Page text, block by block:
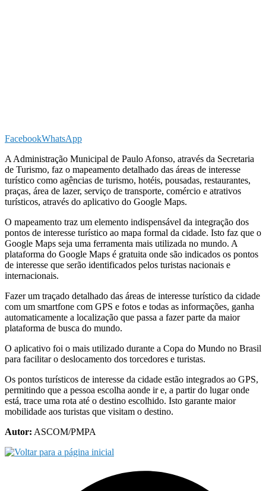
FacebookWhatsApp
A Administração Municipal de Paulo Afonso, através da Secretaria
de Turismo, faz o mapeamento detalhado das áreas de interesse
turístico como agências de turismo, hotéis, pousadas, restaurantes,
praças, área de lazer, serviço de transporte, comércio e atrativos
turísticos, através do aplicativo do Google Maps.
O mapeamento traz um elemento indispensável da integração dos
pontos de interesse turístico ao mapa formal da cidade. Isto faz que o
Google Maps seja uma ferramenta mais utilizada no mundo. A
plataforma do Google Maps é gratuita onde são indicados os pontos
de interesse que serão identificados pelos turistas nacionais e
internacionais.
Fazer um traçado detalhado das áreas de interesse turístico da cidade
com um smartfone com GPS e fotos e todas as informações, ganha
automaticamente a localização que passa a fazer parte da maior
plataforma de busca do mundo.
O aplicativo foi o mais utilizado durante a Copa do Mundo no Brasil
para facilitar o deslocamento dos torcedores e turistas.
Os pontos turísticos de interesse da cidade estão integrados ao GPS,
permitindo que a pessoa escolha aonde ir e, a partir do lugar onde
está, trace uma rota até o destino escolhido. Isto garante maior
mobilidade aos turistas que visitam o destino.
Autor: ASCOM/PMPA